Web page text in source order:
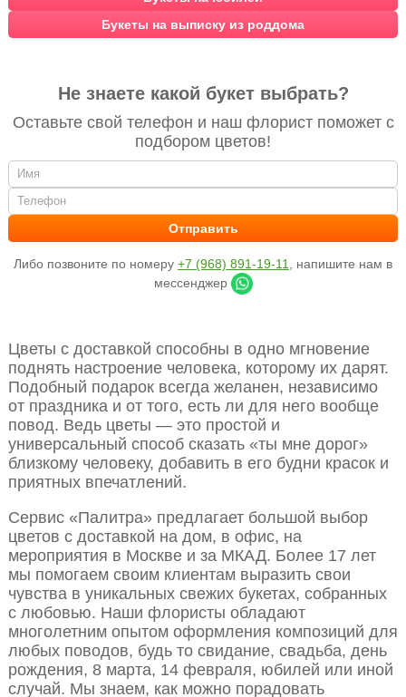
Букеты на выписку из роддома
Не знаете какой букет выбрать?
Оставьте свой телефон и наш флорист поможет с
подбором цветов!
Либо позвоните по номеру +7 (968) 891-19-11
, напишите нам в
мессенджер
Цветы с доставкой способны в одно мгновение
поднять настроение человека, которому их дарят.
Подобный подарок всегда желанен, независимо
от праздника и от того, есть ли для него вообще
повод. Ведь цветы — это простой и
универсальный способ сказать «ты мне дорог»
близкому человеку, добавить в его будни красок и
приятных впечатлений.
Сервис «Палитра» предлагает большой выбор
цветов с доставкой на дом, в офис, на
мероприятия в Москве и за МКАД. Более 17 лет
мы помогаем своим клиентам выразить свои
чувства в уникальных свежих букетах, собранных
с любовью. Наши флористы обладают
многолетним опытом оформления композиций для
любых поводов, будь то свидание, свадьба, день
рождения, 8 марта, 14 февраля, юбилей или иной
случай. Мы знаем, как можно порадовать